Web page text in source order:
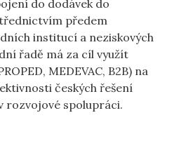
do dodávek do
předem
institucí a neziskových
řadě má za cíl využít
MEDEVAC, B2B) na
českých řešení
rozvojové spolupráci.